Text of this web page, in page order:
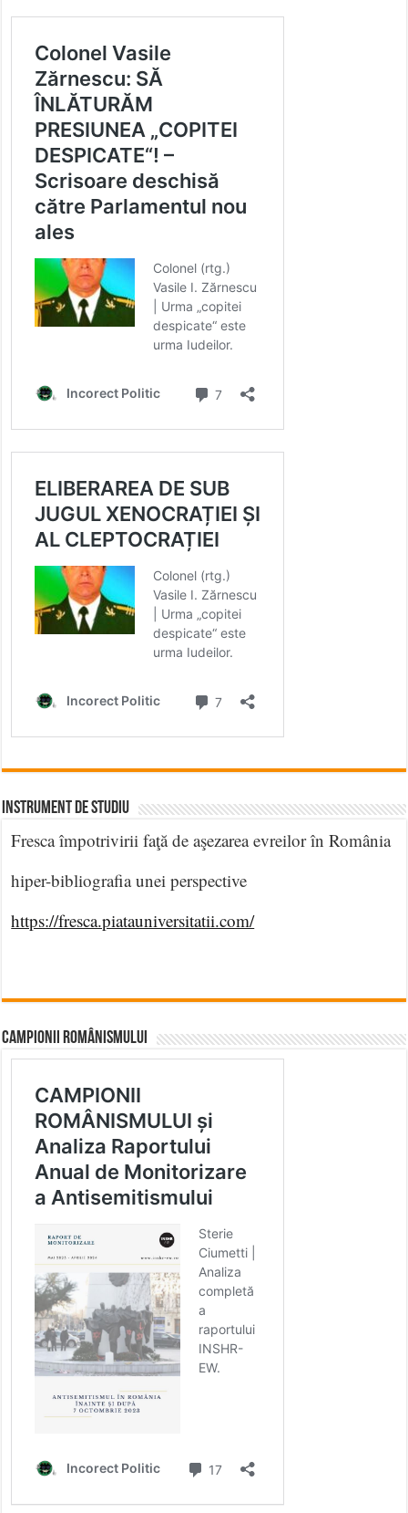
INSTRUMENT DE STUDIU
Fresca împotrivirii faţă de aşezarea evreilor în România
hiper-bibliografia unei perspective
https://fresca.piatauniversitatii.com/
CAMPIONII ROMÂNISMULUI